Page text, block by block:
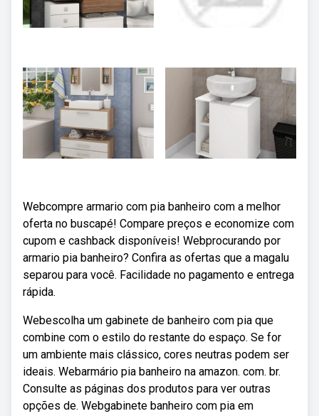
Webcompre armario com pia banheiro com a melhor
oferta no buscapé! Compare preços e economize com
cupom e cashback disponíveis! Webprocurando por
armario pia banheiro? Confira as ofertas que a magalu
separou para você. Facilidade no pagamento e entrega
rápida.
Webescolha um gabinete de banheiro com pia que
combine com o estilo do restante do espaço. Se for
um ambiente mais clássico, cores neutras podem ser
ideais. Webarmário pia banheiro na amazon. com. br.
Consulte as páginas dos produtos para ver outras
opções de. Webgabinete banheiro com pia em